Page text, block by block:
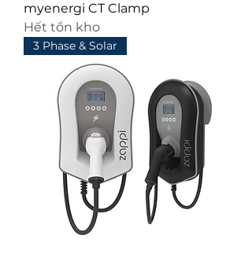
myenergi CT Clamp
Hết tồn kho
3 Phase & Solar